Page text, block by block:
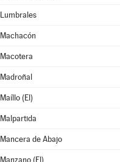
Lumbrales
Machacón
Macotera
Madroñal
Maíllo (El)
Malpartida
Mancera de Abajo
Manzano (El)